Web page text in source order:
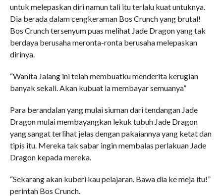
untuk melepaskan diri namun tali itu terlalu kuat untuknya.
Dia berada dalam cengkeraman Bos Crunch yang brutal!
Bos Crunch tersenyum puas melihat Jade Dragon yang tak
berdaya berusaha meronta-ronta berusaha melepaskan
dirinya.
“Wanita Jalang ini telah membuatku menderita kerugian
banyak sekali. Akan kubuat ia membayar semuanya”
Para berandalan yang mulai siuman dari tendangan Jade
Dragon mulai membayangkan lekuk tubuh Jade Dragon
yang sangat terlihat jelas dengan pakaiannya yang ketat dan
tipis itu. Mereka tak sabar ingin membalas perlakuan Jade
Dragon kepada mereka.
“Sekarang akan kuberi kau pelajaran. Bawa dia ke meja itu!”
perintah Bos Crunch.